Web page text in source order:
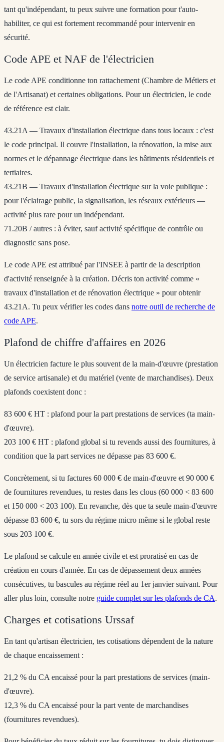
tant qu'indépendant, tu peux suivre une formation pour t'auto-
habiliter, ce qui est fortement recommandé pour intervenir en
sécurité.
Code APE et NAF de l'électricien
Le code APE conditionne ton rattachement (Chambre de Métiers et
de l'Artisanat) et certaines obligations. Pour un électricien, le code
de référence est clair.
43.21A — Travaux d'installation électrique dans tous locaux : c'est
le code principal. Il couvre l'installation, la rénovation, la mise aux
normes et le dépannage électrique dans les bâtiments résidentiels et
tertiaires.
43.21B — Travaux d'installation électrique sur la voie publique :
pour l'éclairage public, la signalisation, les réseaux extérieurs —
activité plus rare pour un indépendant.
71.20B / autres : à éviter, sauf activité spécifique de contrôle ou
diagnostic sans pose.
Le code APE est attribué par l'INSEE à partir de la description
d'activité renseignée à la création. Décris ton activité comme «
travaux d'installation et de rénovation électrique » pour obtenir
43.21A. Tu peux vérifier les codes dans notre outil de recherche de
code APE.
Plafond de chiffre d'affaires en 2026
Un électricien facture le plus souvent de la main-d'œuvre (prestation
de service artisanale) et du matériel (vente de marchandises). Deux
plafonds coexistent donc :
83 600 € HT : plafond pour la part prestations de services (ta main-
d'œuvre).
203 100 € HT : plafond global si tu revends aussi des fournitures, à
condition que la part services ne dépasse pas 83 600 €.
Concrètement, si tu factures 60 000 € de main-d'œuvre et 90 000 €
de fournitures revendues, tu restes dans les clous (60 000 < 83 600
et 150 000 < 203 100). En revanche, dès que ta seule main-d'œuvre
dépasse 83 600 €, tu sors du régime micro même si le global reste
sous 203 100 €.
Le plafond se calcule en année civile et est proratisé en cas de
création en cours d'année. En cas de dépassement deux années
consécutives, tu bascules au régime réel au 1er janvier suivant. Pour
aller plus loin, consulte notre guide complet sur les plafonds de CA.
Charges et cotisations Urssaf
En tant qu'artisan électricien, tes cotisations dépendent de la nature
de chaque encaissement :
21,2 % du CA encaissé pour la part prestations de services (main-
d'œuvre).
12,3 % du CA encaissé pour la part vente de marchandises
(fournitures revendues).